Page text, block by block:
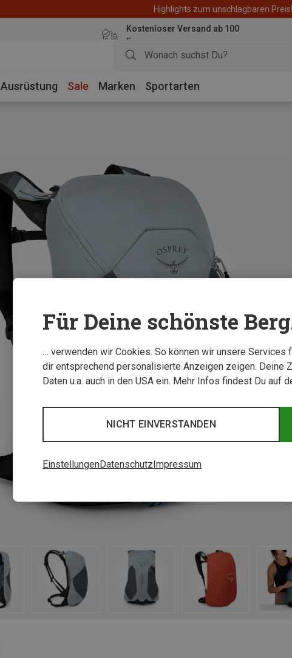
Highlights zum unschlagbaren
Kostenloser Versand ab 100
Euro
Ausrüstung Sale Marken Sportarten
Für Deine schönste
… verwenden wir Cookies. So können wir unsere Services
dir entsprechend personalisierte Anzeigen zeigen. Deine
Daten u.a. auch in den USA ein. Mehr Infos findest Du auf
NICHT EINVERSTANDEN
EinstellungenDatenschutz Impressum